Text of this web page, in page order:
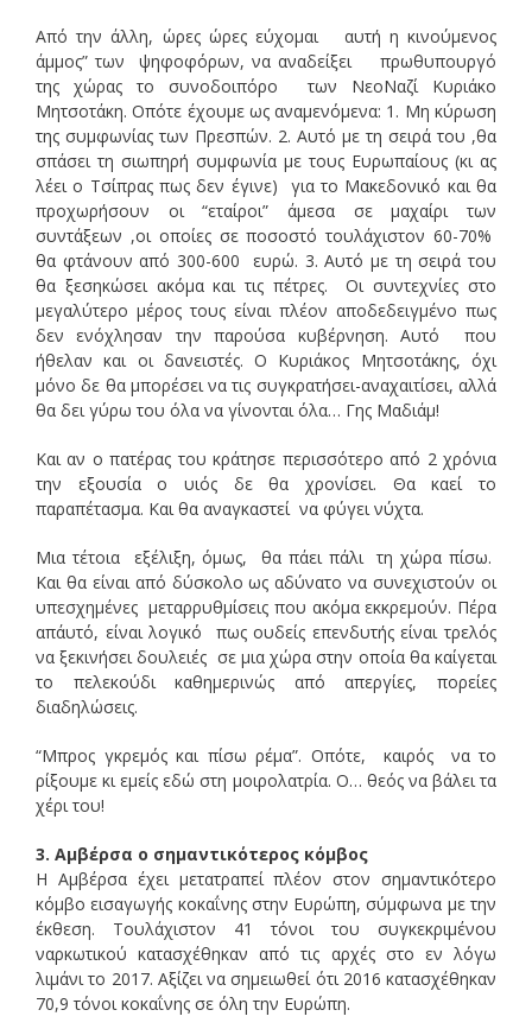
Από την άλλη, ώρες ώρες εύχομαι αυτή η κινούμενος
άμμος” των ψηφοφόρων, να αναδείξει πρωθυπουργό
της χώρας το συνοδοιπόρο των ΝεοΝαζί Κυριάκο
Μητσοτάκη. Οπότε έχουμε ως αναμενόμενα: 1. Μη κύρωση
της συμφωνίας των Πρεσπών. 2. Αυτό με τη σειρά του ,θα
σπάσει τη σιωπηρή συμφωνία με τους Ευρωπαίους (κι ας
λέει ο Τσίπρας πως δεν έγινε) για το Μακεδονικό και θα
προχωρήσουν οι “εταίροι” άμεσα σε μαχαίρι των
συντάξεων ,οι οποίες σε ποσοστό τουλάχιστον 60-70%
θα φτάνουν από 300-600 ευρώ. 3. Αυτό με τη σειρά του
θα ξεσηκώσει ακόμα και τις πέτρες. Οι συντεχνίες στο
μεγαλύτερο μέρος τους είναι πλέον αποδεδειγμένο πως
δεν ενόχλησαν την παρούσα κυβέρνηση. Αυτό που
ήθελαν και οι δανειστές. Ο Κυριάκος Μητσοτάκης, όχι
μόνο δε θα μπορέσει να τις συγκρατήσει-αναχαιτίσει, αλλά
θα δει γύρω του όλα να γίνονται όλα… Γης Μαδιάμ!
Και αν ο πατέρας του κράτησε περισσότερο από 2 χρόνια
την εξουσία ο υιός δε θα χρονίσει. Θα καεί το
παραπέτασμα. Και θα αναγκαστεί να φύγει νύχτα.
Μια τέτοια εξέλιξη, όμως, θα πάει πάλι τη χώρα πίσω.
Και θα είναι από δύσκολο ως αδύνατο να συνεχιστούν οι
υπεσχημένες μεταρρυθμίσεις που ακόμα εκκρεμούν. Πέρα
απ΄αυτό, είναι λογικό πως ουδείς επενδυτής είναι τρελός
να ξεκινήσει δουλειές σε μια χώρα στην οποία θα καίγεται
το πελεκούδι καθημερινώς από απεργίες, πορείες
διαδηλώσεις.
“Μπρος γκρεμός και πίσω ρέμα”. Οπότε, καιρός να το
ρίξουμε κι εμείς εδώ στη μοιρολατρία. Ο… θεός να βάλει τα
χέρι του!
3. Αμβέρσα ο σημαντικότερος κόμβος
Η Αμβέρσα έχει μετατραπεί πλέον στον σημαντικότερο
κόμβο εισαγωγής κοκαΐνης στην Ευρώπη, σύμφωνα με την
έκθεση. Τουλάχιστον 41 τόνοι του συγκεκριμένου
ναρκωτικού κατασχέθηκαν από τις αρχές στο εν λόγω
λιμάνι το 2017. Αξίζει να σημειωθεί ότι 2016 κατασχέθηκαν
70,9 τόνοι κοκαΐνης σε όλη την Ευρώπη.